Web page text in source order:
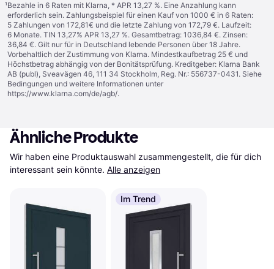
¹Bezahle in 6 Raten mit Klarna, * APR 13,27 %. Eine Anzahlung kann
erforderlich sein. Zahlungsbeispiel für einen Kauf von 1000 € in 6 Raten:
5 Zahlungen von 172,81€ und die letzte Zahlung von 172,79 €. Laufzeit:
6 Monate. TIN 13,27% APR 13,27 %. Gesamtbetrag: 1036,84 €. Zinsen:
36,84 €. Gilt nur für in Deutschland lebende Personen über 18 Jahre.
Vorbehaltlich der Zustimmung von Klarna. Mindestkaufbetrag 25 € und
Höchstbetrag abhängig von der Bonitätsprüfung. Kreditgeber: Klarna Bank
AB (publ), Sveavägen 46, 111 34 Stockholm, Reg. Nr.: 556737-0431. Siehe
Bedingungen und weitere Informationen unter
https://www.klarna.com/de/agb/.
Ähnliche Produkte
Wir haben eine Produktauswahl zusammengestellt, die für dich
interessant sein könnte. Alle anzeigen
Im Trend